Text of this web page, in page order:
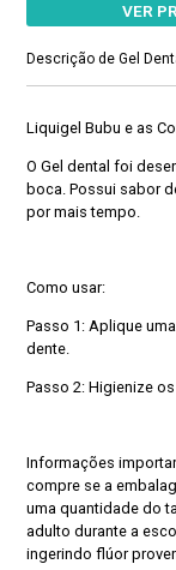
VER
Descrição de Gel
Liquigel Bubu e as
O Gel dental foi
boca. Possui sabor
por mais tempo.
Como usar:
Passo 1: Aplique
dente.
Passo 2:Higienize
Informações
compre se a
uma quantidade do
adulto durante a
ingerindo flúor